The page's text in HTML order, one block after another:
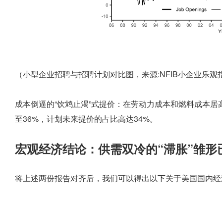
（小型企业招聘与招聘计划对比图，来源:NFIB小企业乐观
成本倒逼的“饮鸩止渴”式提价：在劳动力成本和燃料成本
至36%，计划未来提价的占比高达34%。
宏观经济结论：供需双冷的“滞胀”雏形
将上述两份报告对齐后，我们可以得出以下关于美国国内